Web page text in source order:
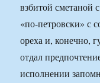
взбитой сметаной
«по-петровски» с
ореха и, конечно,
отдал
исполнении